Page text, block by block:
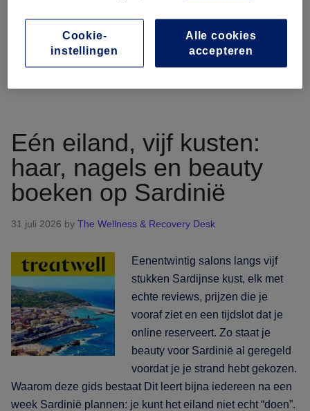
overIbiza
nagels
en
avond
uit
Eén eiland, vijf kusten:
haar, nagels en beauty
boeken op Sardinië
31 juli 2026 by The Wellness & Recovery Desk
Eenentwintig salons langs vijf
stukken Sardijnse kust, elk met
echte reviews, prijzen die je
vooraf ziet en een tijdslot dat je
online reserveert. Zo staat je
beauty voor Sardinië al geregeld
voordat je je strand hebt gekozen.
Waarom deze gids bestaat Dit leert bijna iedereen na een
week Sardinië plannen: je kunt het eiland niet echt “doen”.
Alle cookies
accepteren
Cookie-
instellingen